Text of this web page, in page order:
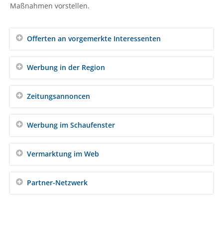
Maßnahmen vorstellen.
Offerten an vorgemerkte Interessenten
Werbung in der Region
Zeitungsannoncen
Werbung im Schaufenster
Vermarktung im Web
Partner-Netzwerk